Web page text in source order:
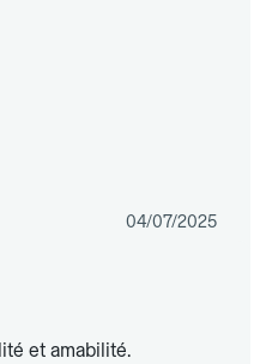
04/07/2025
et amabilité.